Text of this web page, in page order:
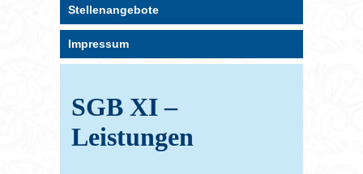
Stellenangebote
Impressum
SGB XI –
Leistungen